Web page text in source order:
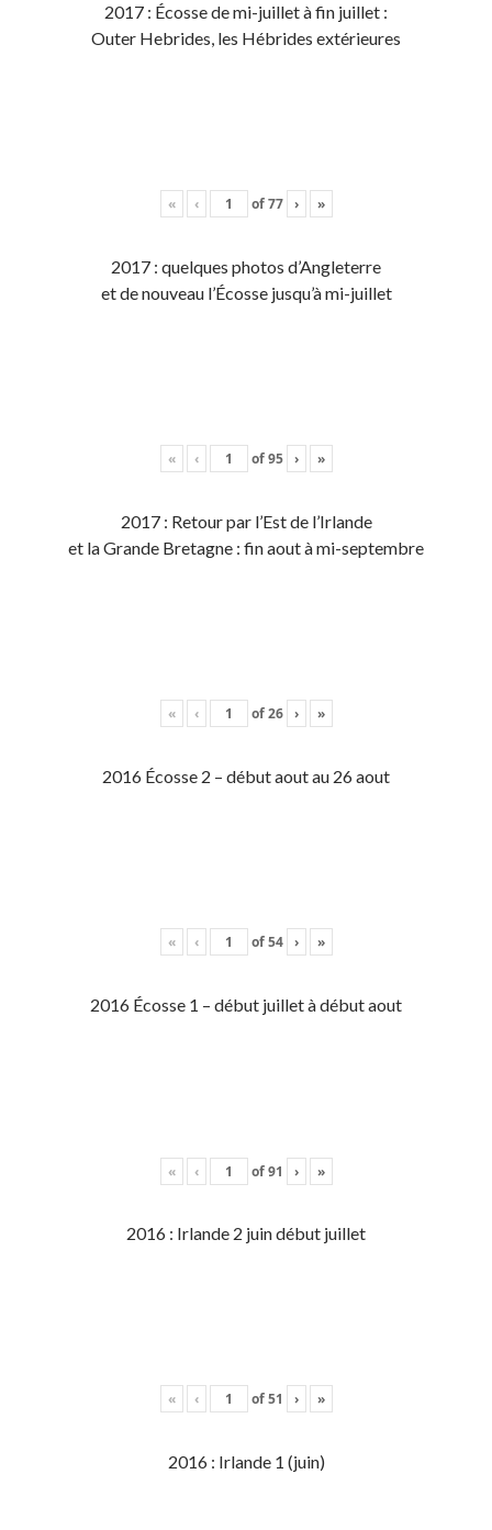
2017 : Écosse de mi-juillet à fin juillet :
Outer Hebrides, les Hébrides extérieures
« ‹ of77 › »
2017 : quelques photos d’Angleterre
et de nouveau l’Écosse jusqu’à mi-juillet
« ‹ of95 › »
2017 : Retour par l’Est de l’Irlande
et la Grande Bretagne : fin aout à mi-septembre
« ‹ of26 › »
2016 Écosse 2 – début aout au 26 aout
« ‹ of54 › »
2016 Écosse 1 – début juillet à début aout
« ‹ of91 › »
2016 : Irlande 2 juin début juillet
« ‹ of51 › »
2016 : Irlande 1 (juin)